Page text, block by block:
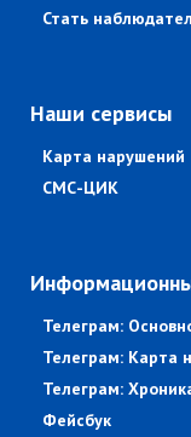
Стать
Наши сервисы
Карта нарушений
СМС-ЦИК
Телеграм:
Телеграм: Карта
Телеграм:
Фейсбук